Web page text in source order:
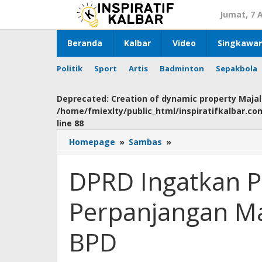
konten
Jumat, 7
Beranda Kalbar Video
Politik Sport Artis Badminton Sepakbola
Deprecated: Creation of dynamic property
/home/fmiexlty/public_html/
line 88
Homepage » Sambas »
Ingatkan
tentang
Perpanjangan
Jabatan
Kades
DPRD Ingatkan
Perpanjangan
BPD